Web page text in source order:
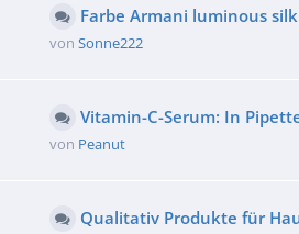
Farbe Armani luminous
vonSonne222
Vitamin-C-Serum: In
von Peanut
Qualitativ Produkte für